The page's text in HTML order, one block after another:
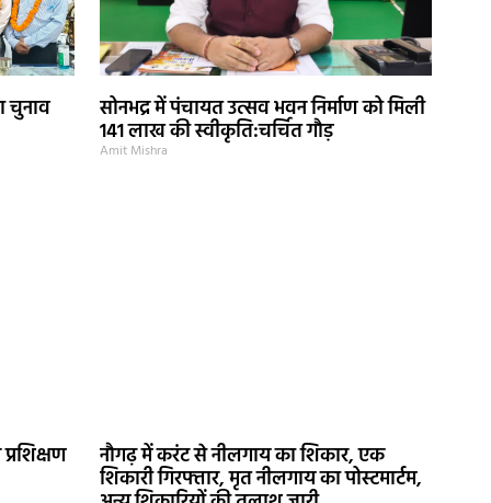
चुनाव सोनभद्र में पंचायत उत्सव भवन निर्माण को मिली
141 लाख की स्वीकृति:चर्चित गौड़
Amit Mishra
नौगढ़ में करंट से नीलगाय का शिकार, एक
शिकारी गिरफ्तार, मृत नीलगाय का पोस्टमार्टम,